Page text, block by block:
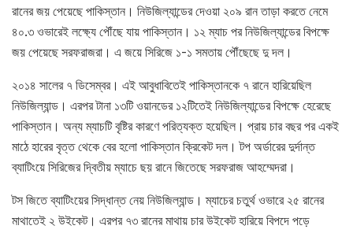
রানের জয় পেয়েছে পাকিস্তান। নিউজিল্যান্ডের দেওয়া ২০৯ রান তাড়া করতে নেমে
৪০.৩ ওভারেই লক্ষ্যে পৌঁছে যায় পাকিস্তান। ১২ ম্যাচ পর নিউজিল্যান্ডের বিপক্ষে
জয় পেয়েছে সরফরাজরা। এ জয়ে সিরিজে ১-১ সমতায় পৌঁছেছে দু দল।
২০১৪ সালের ৭ ডিসেম্বর। এই আবুধাবিতেই পাকিস্তানকে ৭ রানে হারিয়েছিল
নিউজিল্যান্ড। এরপর টানা ১৩টি ওয়ানডের ১২টিতেই নিউজিল্যান্ডের বিপক্ষে হেরেছে
পাকিস্তান। অন্য ম্যাচটি বৃষ্টির কারণে পরিত্যক্ত হয়েছিল। প্রায় চার বছর পর একই
মাঠে হারের বৃত্ত থেকে বের হলো পাকিস্তান ক্রিকেট দল। টপ অর্ডারের দুর্দান্ত
ব্যাটিংয়ে সিরিজের দ্বিতীয় ম্যাচে ছয় রানে জিতেছে সরফরাজ আহম্মেদরা।
টস জিতে ব্যাটিংয়ের সিদ্ধান্ত নেয় নিউজিল্যান্ড। ম্যাচের চতুর্থ ওভারে ২৫ রানের
মাথাতেই ২ উইকেট। এরপর ৭৩ রানের মাথায় চার উইকেট হারিয়ে বিপদে পড়ে